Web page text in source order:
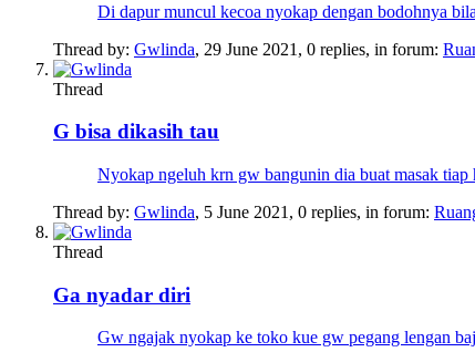
Di dapur muncul kecoa nyokap dengan bodohnya
Thread by: Gwlinda, 29 June 2021 , 0 replies, in forum:
Thread
G bisa dikasih tau
Nyokap ngeluh krn gw bangunin dia buat masak
Thread by: Gwlinda, 5 June 2021 , 0 replies, in forum:
Thread
Ga nyadar diri
Gw ngajak nyokap ke toko kue gw pegang lengan